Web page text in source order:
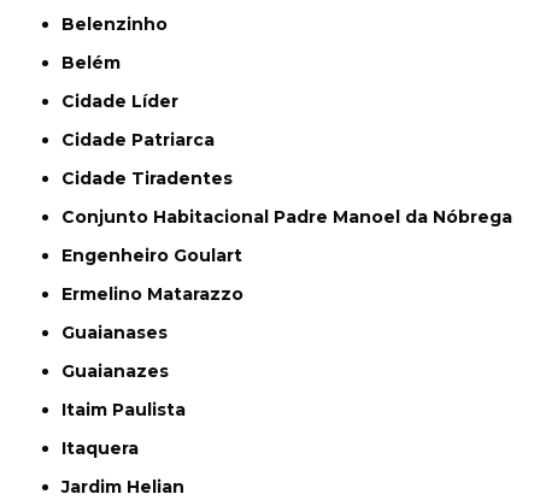
Belenzinho
Belém
Cidade Líder
Cidade Patriarca
Cidade Tiradentes
Conjunto Habitacional Padre Manoel da Nóbrega
Engenheiro Goulart
Ermelino Matarazzo
Guaianases
Guaianazes
Itaim Paulista
Itaquera
Jardim Helian